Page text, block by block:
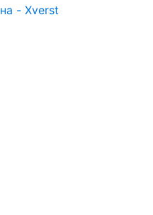
- Xverst